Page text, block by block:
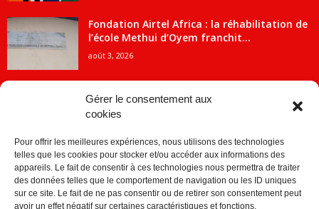
Gérer le consentement aux
cookies
Pour offrir les meilleures expériences, nous utilisons des technologies
telles que les cookies pour stocker et/ou accéder aux informations des
appareils. Le fait de consentir à ces technologies nous permettra de traiter
des données telles que le comportement de navigation ou les ID uniques
sur ce site. Le fait de ne pas consentir ou de retirer son consentement peut
avoir un effet négatif sur certaines caractéristiques et fonctions.
Fondation Airtel Africa : la réhabilitation de
l’école Methui d’Oyem franchit...
août 3, 2026
CATÉGORIE POPULAIRE
ACTUALITES
Economie 2091
1840